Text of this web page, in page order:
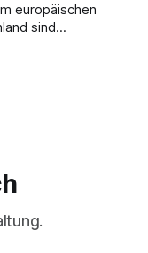
europäischen
sind